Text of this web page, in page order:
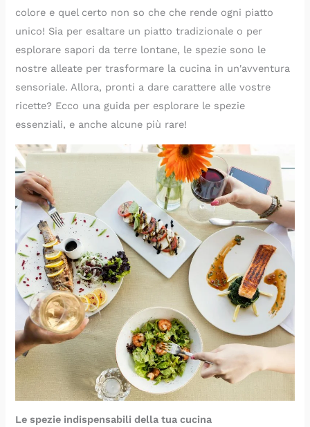
colore e quel certo non so che che rende ogni piatto
unico! Sia per esaltare un piatto tradizionale o per
esplorare sapori da terre lontane, le spezie sono le
nostre alleate per trasformare la cucina in un'avventura
sensoriale. Allora, pronti a dare carattere alle vostre
ricette? Ecco una guida per esplorare le spezie
essenziali, e anche alcune più rare!
Le spezie indispensabili della tua cucina